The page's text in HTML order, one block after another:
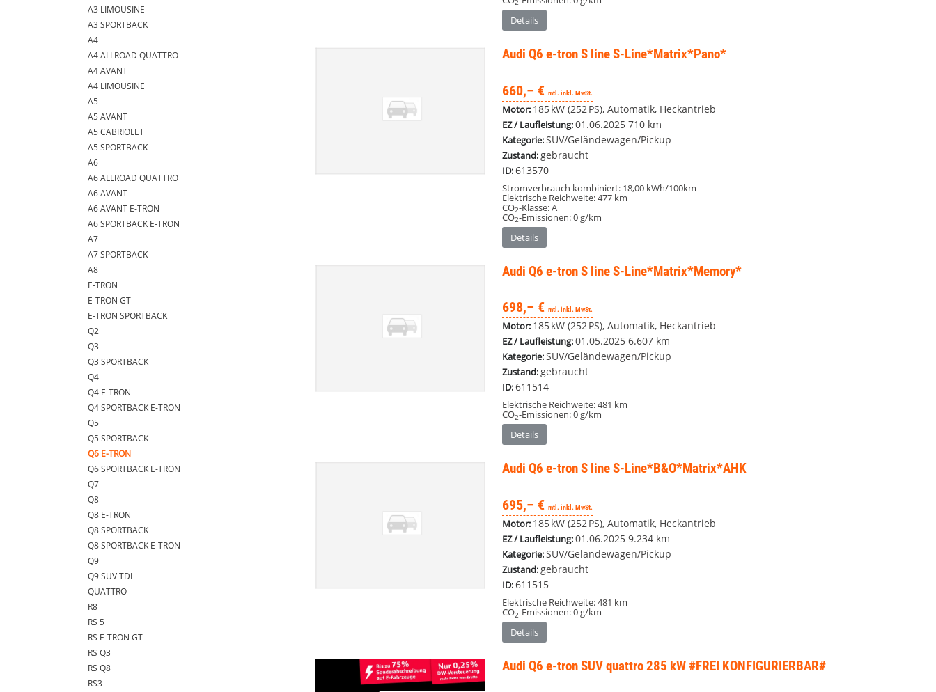
2
Details
Audi Q6 e-tronS line S-Line*Matrix*Pano*
660,– € mtl. inkl. MwSt.
Motor: 185 kW (252 PS), Automatik, Heckantrieb
EZ / Laufleistung:01.06.2025 710 km
Kategorie:SUV/Geländewagen/Pickup
Zustand: gebraucht
ID:613570
Stromverbrauch kombiniert: 18,00 kWh/100km
Elektrische Reichweite:477 km
CO2-Klasse:A
CO2-Emissionen:0 g/km
Details
Audi Q6 e-tronS line S-Line*Matrix*Memory*
698,– € mtl. inkl. MwSt.
Motor: 185 kW (252 PS), Automatik, Heckantrieb
EZ / Laufleistung:01.05.2025 6.607 km
Kategorie:SUV/Geländewagen/Pickup
Zustand:gebraucht
ID:611514
Elektrische Reichweite:481 km
CO2-Emissionen:0 g/km
Details
Audi Q6 e-tronS line S-Line*B&O*Matrix*AHK
695,– € mtl. inkl. MwSt.
Motor: 185 kW (252 PS), Automatik, Heckantrieb
EZ / Laufleistung:01.06.2025 9.234 km
Kategorie:SUV/Geländewagen/Pickup
Zustand:gebraucht
ID:611515
Elektrische Reichweite:481 km
CO2-Emissionen:0 g/km
Details
Audi Q6 e-tronSUV quattro 285 kW #FREI KONFIGURIERBAR#
A3 LIMOUSINE
A3 SPORTBACK
A4
A4 ALLROAD QUATTRO
A4 AVANT
A4 LIMOUSINE
A5
A5 AVANT
A5 CABRIOLET
A5 SPORTBACK
A6
A6 ALLROAD QUATTRO
A6 AVANT
A6 AVANT E-TRON
A6 SPORTBACK E-TRON
A7
A7 SPORTBACK
A8
E-TRON
E-TRON GT
E-TRON SPORTBACK
Q2
Q3
Q3 SPORTBACK
Q4
Q4 E-TRON
Q4 SPORTBACK E-TRON
Q5
Q5 SPORTBACK
Q6 E-TRON
Q6 SPORTBACK E-TRON
Q7
Q8
Q8 E-TRON
Q8 SPORTBACK
Q8 SPORTBACK E-TRON
Q9
Q9 SUV TDI
QUATTRO
R8
RS 5
RS E-TRON GT
RS Q3
RS Q8
RS3